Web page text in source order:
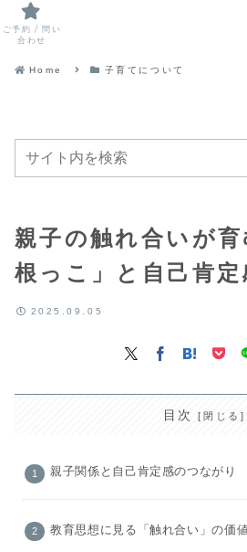
Home 子育てについて
親子の触れ合いが
根っこ」と自己肯定
2025.09.05
目次
親子関係と自己肯定感のつながり
教育思想に見る「触れ合い」の価
ご予約 / 問い
合わせ